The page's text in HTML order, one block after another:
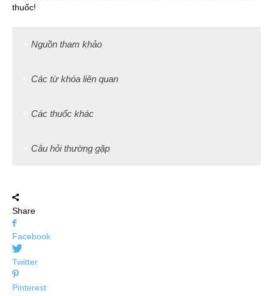
thuốc!
Nguồn tham khảo
Các từ khóa liên quan
Các thuốc khác
Câu hỏi thường gặp
Share
Facebook
Twitter
Pinterest